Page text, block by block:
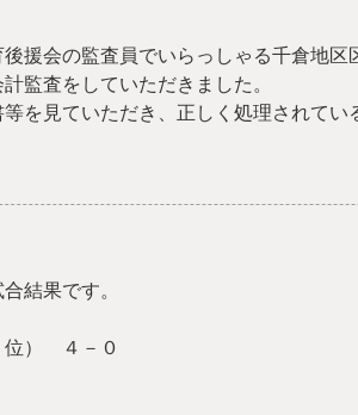
援会の監査員でいらっしゃる千倉地
監査をしていただきました。
を見ていただき、正しく処理されて
結果です。
位） ４－０